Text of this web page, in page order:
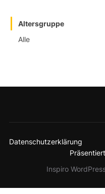
Altersgruppe
Alle
Datenschutzerklärung
Inspiro